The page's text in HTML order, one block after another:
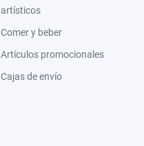
artísticos
Comer y beber
Artículos promocionales
Cajas de envío